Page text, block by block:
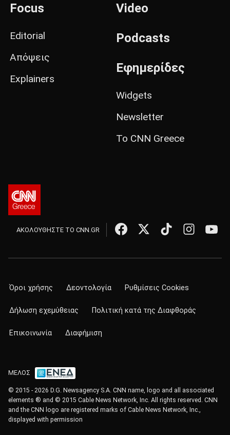
Focus
Editorial
Απόψεις
Explainers
Video
Podcasts
Εφημερίδες
Widgets
Newsletter
Το CNN Greece
ΑΚΟΛΟΥΘΗΣΤΕ ΤΟ CNN.GR
Όροι χρήσης Δεοντολογία Ρυθμίσεις Cookies
Δήλωση εχεμύθειας Πολιτική κατά της Διαφθοράς
Επικοινωνία Διαφήμιση
ΜΕΛΟΣ
© 2015 - 2026 D.G. Newsagency S.A. CNN name, logo and all associated
elements ® and © 2015 Cable News Network, Inc. All rights reserved. CNN
and the CNN logo are registered marks of Cable News Network, Inc.,
displayed with permission